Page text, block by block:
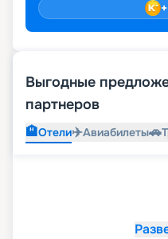
+
Выгодные
партнеров
🏨Отели✈️Авиабилеты🚗